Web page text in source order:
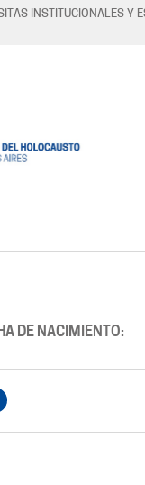
INSTITUCIONALES Y
DE NACIMIENTO: